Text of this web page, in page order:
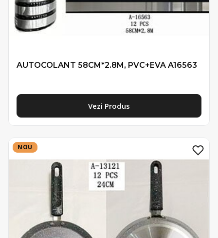
AUTOCOLANT 58CM*2.8M, PVC+EVA A16563
Vezi Produs
NOU
NOU